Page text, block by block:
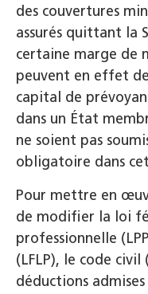
des couvertures
assurés quittant la
certaine marge de
peuvent en effet
capital de
dans un État
ne soient pas
obligatoire dans
Pour mettre en
de modifier la loi
professionnelle
(LFLP), le code civil
déductions